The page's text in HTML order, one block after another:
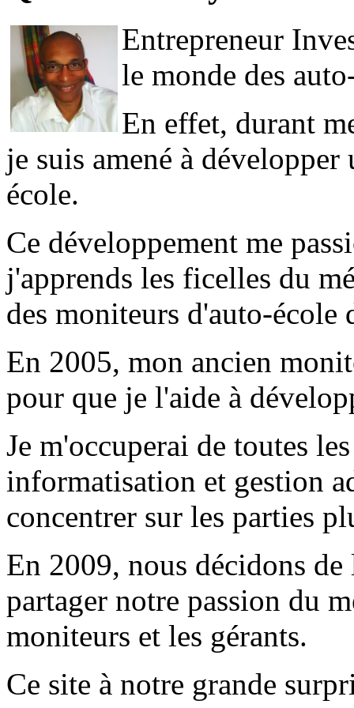
Entrepreneur
le monde des
En effet, durant
je suis amené à
école.
Ce développement me
j'apprends les ficelles du
des moniteurs d'auto-école
En 2005, mon ancien
pour que je l'aide à
Je m'occuperai de toutes
informatisation et gestion
concentrer sur les parties
En 2009, nous décidons
partager notre passion du
moniteurs et les gérants.
Ce site à notre grande